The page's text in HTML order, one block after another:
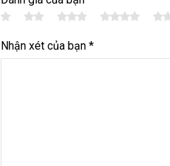
Nhận xét của bạn*